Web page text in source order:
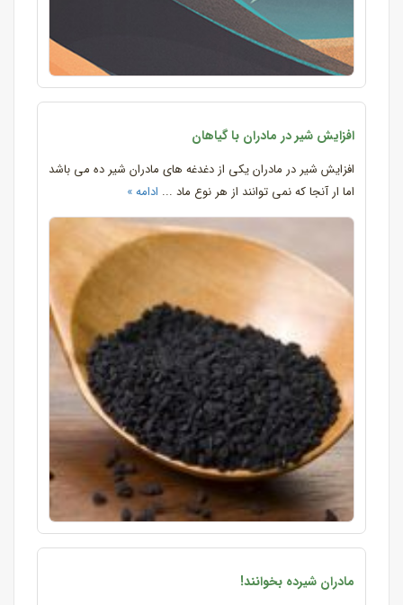
افزایش شیر در مادران با گیاهان
افزایش شیر در مادران یکی از دغدغه های مادران شیر ده می باشد
اما ار آنجا که نمی توانند از هر نوع ماد ... ادامه »
مادران شیرده بخوانند!